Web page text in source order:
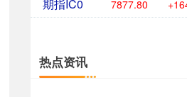
期指IC0 7877.80
热点资讯